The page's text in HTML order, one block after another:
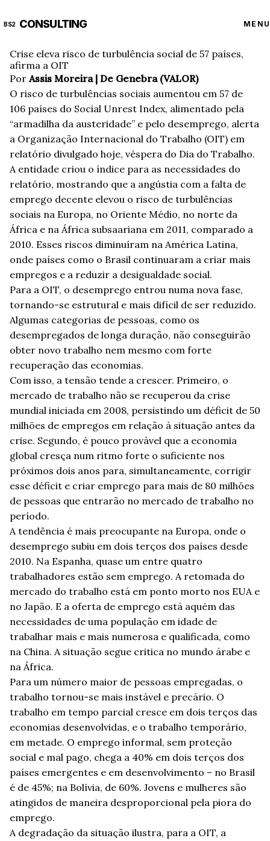
BS2 CONSULTING MENU
Crise eleva risco de turbulência social de 57 países,
afirma a OIT
Por Assis Moreira | De Genebra (VALOR)
O risco de turbulências sociais aumentou em 57 de
106 países do Social Unrest Index, alimentado pela
“armadilha da austeridade” e pelo desemprego, alerta
a Organização Internacional do Trabalho (OIT) em
relatório divulgado hoje, véspera do Dia do Trabalho.
A entidade criou o índice para as necessidades do
relatório, mostrando que a angústia com a falta de
emprego decente elevou o risco de turbulências
sociais na Europa, no Oriente Médio, no norte da
África e na África subsaariana em 2011, comparado a
2010. Esses riscos diminuíram na América Latina,
onde países como o Brasil continuaram a criar mais
empregos e a reduzir a desigualdade social.
Para a OIT, o desemprego entrou numa nova fase,
tornando-se estrutural e mais difícil de ser reduzido.
Algumas categorias de pessoas, como os
desempregados de longa duração, não conseguirão
obter novo trabalho nem mesmo com forte
recuperação das economias.
Com isso, a tensão tende a crescer. Primeiro, o
mercado de trabalho não se recuperou da crise
mundial iniciada em 2008, persistindo um déficit de 50
milhões de empregos em relação à situação antes da
crise. Segundo, é pouco provável que a economia
global cresça num ritmo forte o suficiente nos
próximos dois anos para, simultaneamente, corrigir
esse déficit e criar emprego para mais de 80 milhões
de pessoas que entrarão no mercado de trabalho no
período.
A tendência é mais preocupante na Europa, onde o
desemprego subiu em dois terços dos países desde
2010. Na Espanha, quase um entre quatro
trabalhadores estão sem emprego. A retomada do
mercado do trabalho está em ponto morto nos EUA e
no Japão. E a oferta de emprego está aquém das
necessidades de uma população em idade de
trabalhar mais e mais numerosa e qualificada, como
na China. A situação segue critica no mundo árabe e
na África.
Para um número maior de pessoas empregadas, o
trabalho tornou-se mais instável e precário. O
trabalho em tempo parcial cresce em dois terços das
economias desenvolvidas, e o trabalho temporário,
em metade. O emprego informal, sem proteção
social e mal pago, chega a 40% em dois terços dos
países emergentes e em desenvolvimento – no Brasil
é de 45%; na Bolívia, de 60%. Jovens e mulheres são
atingidos de maneira desproporcional pela piora do
emprego.
A degradação da situação ilustra, para a OIT, a